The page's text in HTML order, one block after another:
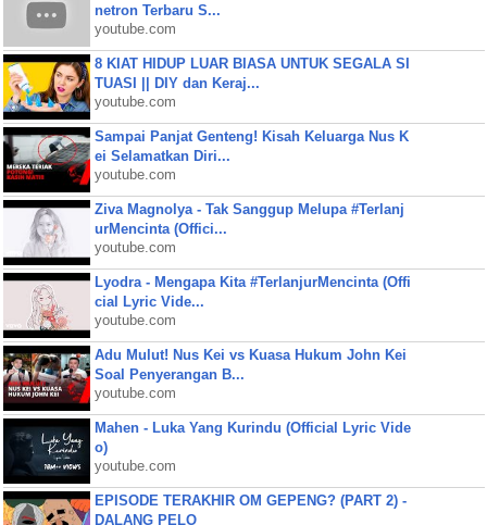
netron Terbaru S...
youtube.com
8 KIAT HIDUP LUAR BIASA UNTUK SEGALA SI
TUASI || DIY dan Keraj...
youtube.com
Sampai Panjat Genteng! Kisah Keluarga Nus K
ei Selamatkan Diri...
youtube.com
Ziva Magnolya - Tak Sanggup Melupa #Terlanj
urMencinta (Offici...
youtube.com
Lyodra - Mengapa Kita #TerlanjurMencinta (Offi
cial Lyric Vide...
youtube.com
Adu Mulut! Nus Kei vs Kuasa Hukum John Kei
Soal Penyerangan B...
youtube.com
Mahen - Luka Yang Kurindu (Official Lyric Vide
o)
youtube.com
EPISODE TERAKHIR OM GEPENG? (PART 2) -
DALANG PELO